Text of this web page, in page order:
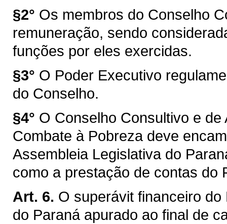
§2° Os membros do Conselho
remuneração, sendo
funções por eles exercidas.
§3° O Poder Executivo
do Conselho.
§4° O Conselho Consultivo e
Combate à Pobreza deve
Assembleia Legislativa do
como a prestação de contas do
Art. 6. O superávit financeiro
do Paraná apurado ao final de